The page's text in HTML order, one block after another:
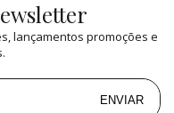
lançamentos promoções e
ENVIAR